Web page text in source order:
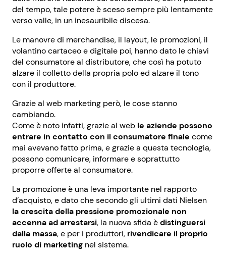
del tempo, tale potere è sceso sempre più lentamente
verso valle, in un inesauribile discesa.
Le manovre di merchandise, il layout, le promozioni, il
volantino cartaceo e digitale poi, hanno dato le chiavi
del consumatore al distributore, che così ha potuto
alzare il colletto della propria polo ed alzare il tono
con il produttore.
Grazie al web marketing però, le cose stanno
cambiando.
Come è noto infatti, grazie al web le aziende possono
entrare in contatto con il consumatore finale come
mai avevano fatto prima, e grazie a questa tecnologia,
possono comunicare, informare e soprattutto
proporre offerte al consumatore.
La promozione è una leva importante nel rapporto
d’acquisto, e dato che secondo gli ultimi dati Nielsen
la crescita della pressione promozionale non
accenna ad arrestarsi, la nuova sfida èdistinguersi
dalla massa, e per i produttori, rivendicare il proprio
ruolo di marketing nel sistema.